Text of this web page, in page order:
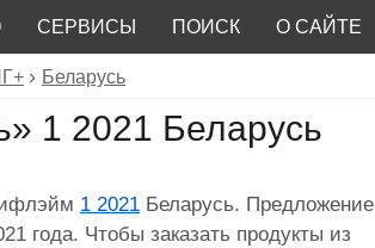
СЕРВИСЫ ПОИСК О САЙТЕ
Беларусь
1 2021 Беларусь
1 2021 Беларусь. Предложение
года. Чтобы заказать продукты из